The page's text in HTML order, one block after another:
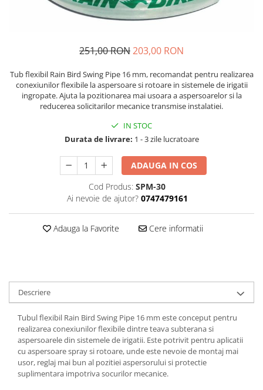
251,00 RON203,00 RON
Tub flexibil Rain Bird Swing Pipe 16 mm, recomandat pentru realizarea
conexiunilor flexibile la aspersoare si rotoare in sistemele de irigatii
ingropate. Ajuta la pozitionarea mai usoara a aspersoarelor si la
reducerea solicitarilor mecanice transmise instalatiei.
IN STOC
Durata de livrare: 1 - 3 zile lucratoare
ADAUGA IN COS
Cod Produs: SPM-30
Ai nevoie de ajutor? 0747479161
Adauga la Favorite Cere informatii
Descriere
Tubul flexibil Rain Bird Swing Pipe 16 mm este conceput pentru
realizarea conexiunilor flexibile dintre teava subterana si
aspersoarele din sistemele de irigatii. Este potrivit pentru aplicatii
cu aspersoare spray si rotoare, unde este nevoie de montaj mai
usor, reglaj mai bun al pozitiei aspersorului si protectie
suplimentara impotriva socurilor mecanice.